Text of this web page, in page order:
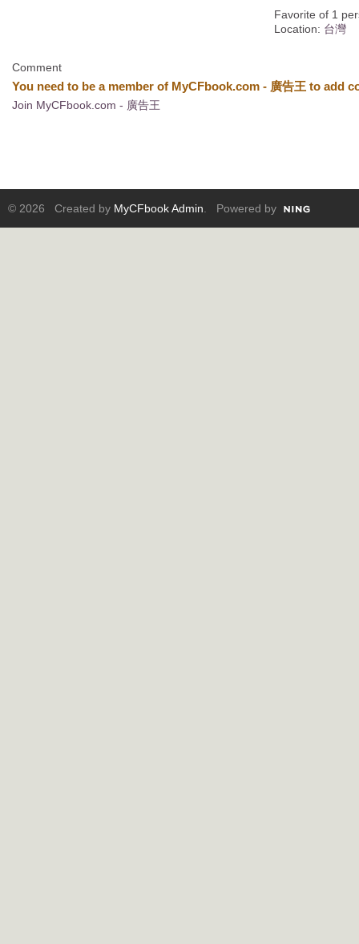
Favorite of 1
Location: 台灣
Comment
You need to be a member of MyCFbook.com - 廣告王 to add
Join MyCFbook.com - 廣告王
© 2026 Created by MyCFbook Admin . Powered by